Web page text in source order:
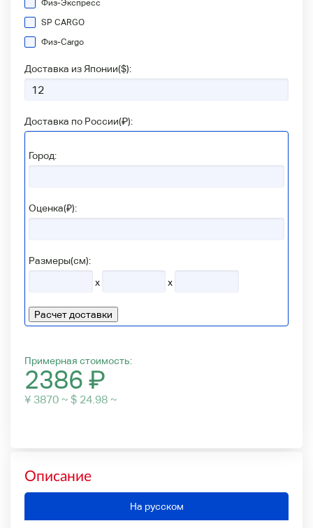
Физ-Экспресс
SP CARGO
Физ-Сargo
Доставка из Японии($):
Доставка по России(₽):
Город:
Оценка(₽):
Размеры(см):
x
x
Расчет доставки
Примерная стоимость:
2386 ₽
¥ 3870 ~ $ 24.98 ~
Описание
На русском